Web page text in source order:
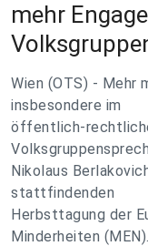
mehr
Wien (OTS) - Mehr
insbesondere im
öffentlich-
Nikolaus
stattfindenden
Herbsttagung der
Minderheiten (MEN).